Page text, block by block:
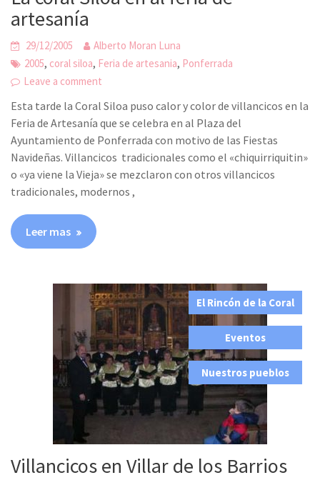
artesanía
29/12/2005
Alberto Moran Luna
2005, coral siloa, Feria de artesania, Ponferrada
Leave a comment
Esta tarde la Coral Siloa puso calor y color de villancicos en la
Feria de Artesanía que se celebra en al Plaza del
Ayuntamiento de Ponferrada con motivo de las Fiestas
Navideñas. Villancicos tradicionales como el «chiquirriquitin»
o «ya viene la Vieja» se mezclaron con otros villancicos
tradicionales, modernos ,
Leer mas
El Rincón de la Coral
,
Eventos
,
Nuestros pueblos
Villancicos en Villar de los Barrios